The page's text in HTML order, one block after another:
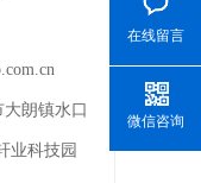
朗镇水口
业科技园
在线留言
微信咨询